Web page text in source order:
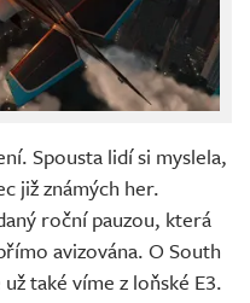
Spousta lidí si myslela,
již známých her.
roční pauzou, která
avizována. O South
také víme z loňské E3.